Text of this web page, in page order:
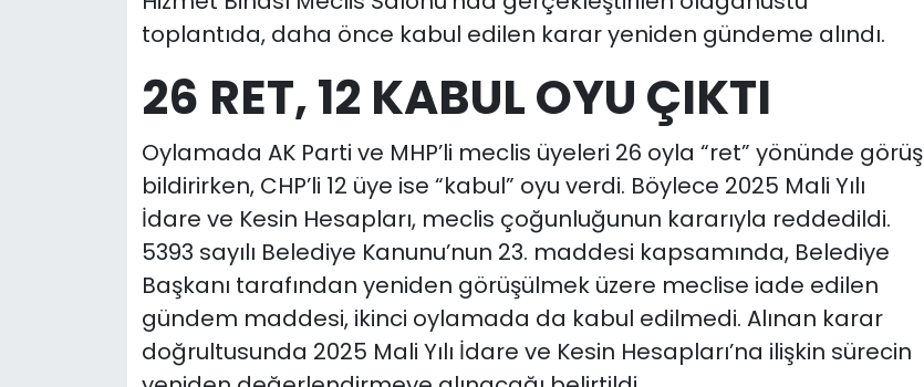
toplantıda, daha önce kabul edilen karar yeniden gündeme alındı.
26 RET, 12 KABUL OYU ÇIKTI
Oylamada AK Parti ve MHP’li meclis üyeleri 26 oyla “ret” yönünde görüş
bildirirken, CHP’li 12 üye ise “kabul” oyu verdi. Böylece 2025 Mali Yılı
İdare ve Kesin Hesapları, meclis çoğunluğunun kararıyla reddedildi.
5393 sayılı Belediye Kanunu’nun 23. maddesi kapsamında, Belediye
Başkanı tarafından yeniden görüşülmek üzere meclise iade edilen
gündem maddesi, ikinci oylamada da kabul edilmedi. Alınan karar
doğrultusunda 2025 Mali Yılı İdare ve Kesin Hesapları’na ilişkin sürecin